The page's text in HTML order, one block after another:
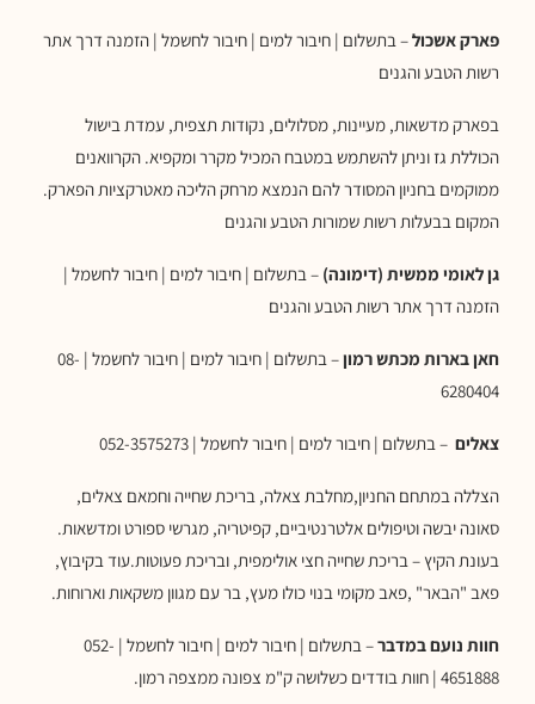
פארק אשכול– בתשלום | חיבור למים | חיבור לחשמל | הזמנה דרך אתר
רשות הטבע והגנים
בפארק מדשאות, מעיינות, מסלולים, נקודות תצפית, עמדת בישול
הכוללת גז וניתן להשתמש במטבח המכיל מקרר ומקפיא. הקרוואנים
ממוקמים בחניון המסודר להם הנמצא מרחק הליכה מאטרקציות הפארק.
המקום בבעלות רשות שמורות הטבע והגנים
גן לאומי ממשית (דימונה) – בתשלום | חיבור למים | חיבור לחשמל |
הזמנה דרך אתר רשות הטבע והגנים
חאן בארות מכתש רמון
– בתשלום | חיבור למים | חיבור לחשמל | 08-
6280404
צאלים – בתשלום | חיבור למים | חיבור לחשמל | 052-3575273
הצללה במתחם החניון,מחלבת צאלה, בריכת שחייה וחמאם צאלים,
סאונה יבשה וטיפולים אלטרנטיביים, קפיטריה, מגרשי ספורט ומדשאות.
בעונת הקיץ – בריכת שחייה חצי אולימפית, ובריכת פעוטות.עוד בקיבוץ,
פאב "הבאר" ,פאב מקומי בנוי כולו מעץ, בר עם מגוון משקאות וארוחות.
חוות נועם במדבר
– בתשלום | חיבור למים | חיבור לחשמל | 052-
4651888 | חוות בודדים כשלושה ק"מ צפונה ממצפה רמון.